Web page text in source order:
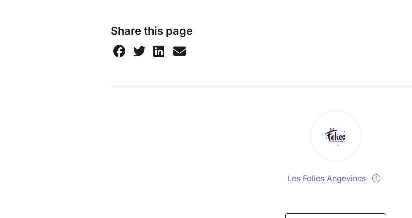
Share this page
Les Folies Angevines